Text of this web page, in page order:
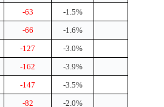
-63
-1.5%
-66
-1.6%
-127
-3.0%
-162
-3.9%
-147
-3.5%
-82 -2.0%